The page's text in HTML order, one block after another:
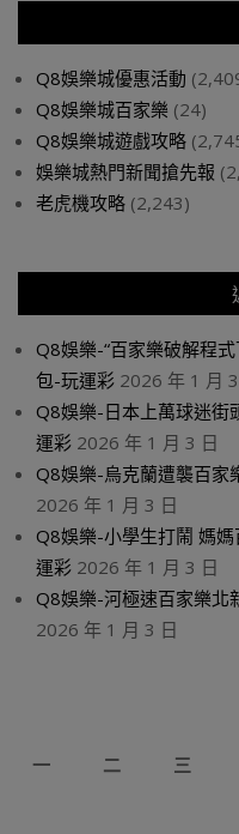
Q8娛樂城優惠活動
Q8娛樂城百家樂 (24)
Q8娛樂城遊戲攻略
娛樂城熱門新聞搶先報
老虎機攻略 (2,243)
Q8娛樂-“百家樂破解程
包-玩運彩 2026 年 1 月
Q8娛樂-日本上萬球迷街
運彩 2026 年 1 月 3 日
Q8娛樂-烏克蘭遭襲百家
2026 年 1 月 3 日
Q8娛樂-小學生打鬧 媽
運彩 2026 年 1 月 3 日
Q8娛樂-河極速百家樂北
2026 年 1 月 3 日
一
二 三